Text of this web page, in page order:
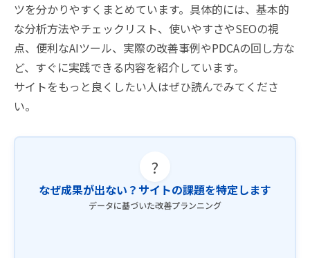
ツを分かりやすくまとめています。具体的には、基本的
な分析方法やチェックリスト、使いやすさやSEOの視
点、便利なAIツール、実際の改善事例やPDCAの回し方な
ど、すぐに実践できる内容を紹介しています。
サイトをもっと良くしたい人はぜひ読んでみてくださ
い。
?
なぜ成果が出ない？サイトの課題を特定します
データに基づいた改善プランニング